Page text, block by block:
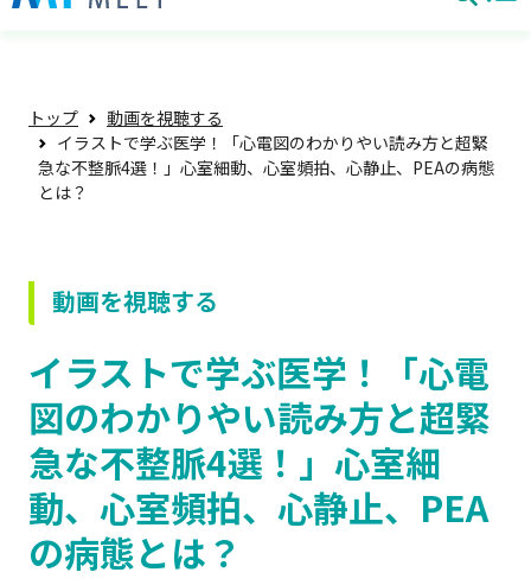
トップ
動画を視聴する
イラストで学ぶ医学！「心電図のわかりやい読み方と超緊
急な不整脈4選！」心室細動、心室頻拍、心静止、PEAの病態
とは？
動画を視聴する
イラストで学ぶ医学！「心電
図のわかりやい読み方と超緊
急な不整脈4選！」心室細
動、心室頻拍、心静止、PEA
の病態とは？